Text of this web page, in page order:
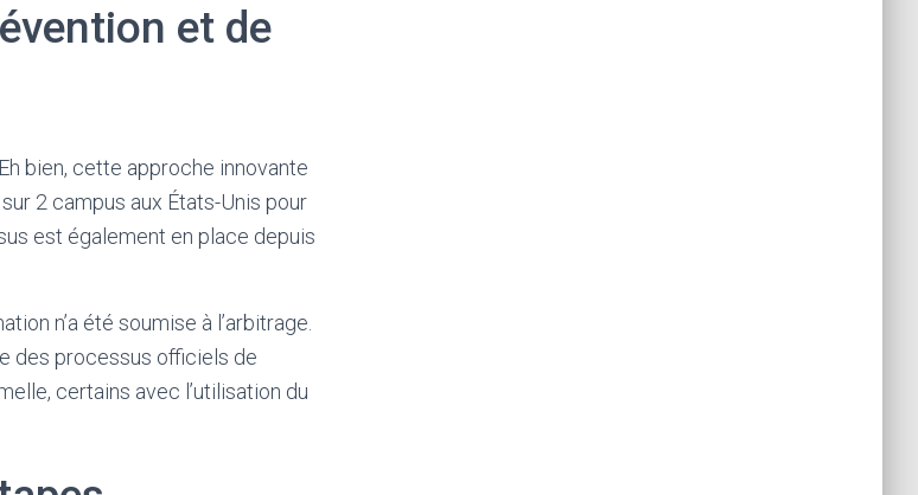
et de
bien, cette approche innovante
2 campus aux États-Unis pour
est également en place depuis
n’a été soumise à l’arbitrage.
des processus officiels de
certains avec l’utilisation du